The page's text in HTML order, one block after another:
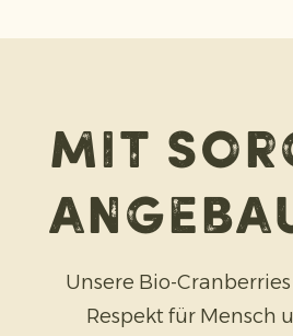
Mit
Unsere Bio-
Respekt für Mensch